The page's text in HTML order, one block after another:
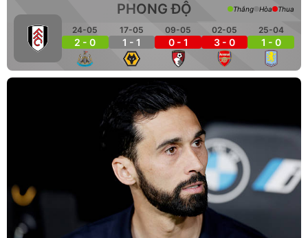
PHONG ĐỘ
24-05
2 - 0
17-05
1 - 1
09-05
0 - 1
02-05
3 - 0
25-04
1 - 0
Thắng Hòa Thua